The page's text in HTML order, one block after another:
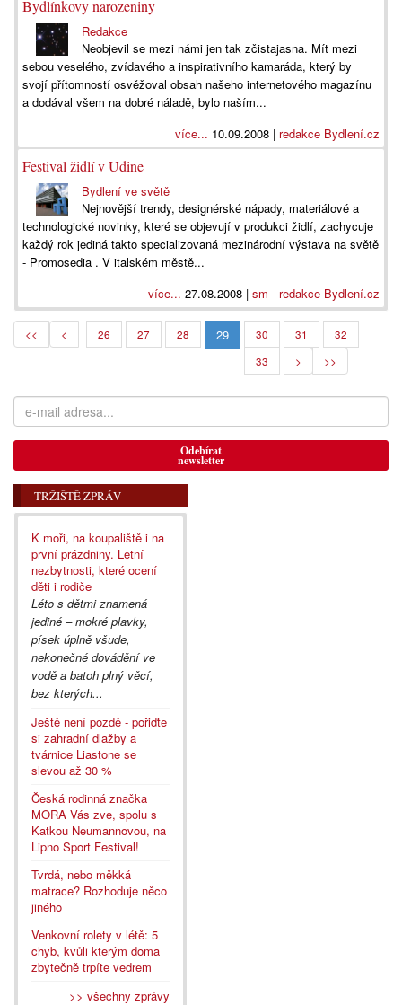
Bydlínkovy narozeniny
Redakce
Neobjevil se mezi námi jen tak zčistajasna. Mít mezi
sebou veselého, zvídavého a inspirativního kamaráda, který by
svojí přítomností osvěžoval obsah našeho internetového magazínu
a dodával všem na dobré náladě, bylo naším...
více... 10.09.2008 | redakce Bydlení.cz
Festival židlí v Udine
Bydlení ve světě
Nejnovější trendy, designérské nápady, materiálové a
technologické novinky, které se objevují v produkci židlí, zachycuje
každý rok jediná takto specializovaná mezinárodní výstava na světě
- Promosedia . V italském městě...
více... 27.08.2008 | sm - redakce Bydlení.cz
<< < 26 27 28 29 30 31
32
33
> >>
Odebírat
newsletter
TRŽIŠTĚ ZPRÁV
K moři, na koupaliště i na
první prázdniny. Letní
nezbytnosti, které ocení
děti i rodiče
Léto s dětmi znamená
jediné – mokré plavky,
písek úplně všude,
nekonečné dovádění ve
vodě a batoh plný věcí,
bez kterých...
Ještě není pozdě - pořiďte
si zahradní dlažby a
tvárnice Liastone se
slevou až 30 %
Česká rodinná značka
MORA Vás zve, spolu s
Katkou Neumannovou, na
Lipno Sport Festival!
Tvrdá, nebo měkká
matrace? Rozhoduje něco
jiného
Venkovní rolety v létě: 5
chyb, kvůli kterým doma
zbytečně trpíte vedrem
>> všechny zprávy